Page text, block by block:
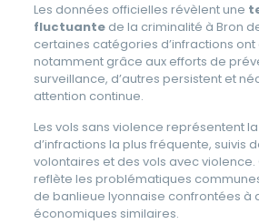
Les données officielles révèlent une
fluctuantede la criminalité à Bron
certaines catégories d’infractions ont
notamment grâce aux efforts de
surveillance, d’autres persistent et
attention continue.
Les vols sans violence représentent
d’infractions la plus fréquente, suivis
volontaires et des vols avec
reflète les problématiques
de banlieue lyonnaise confrontées à
économiques similaires.